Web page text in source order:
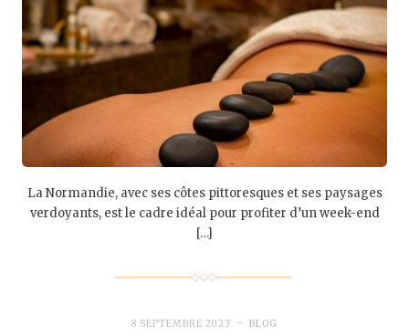
La Normandie, avec ses côtes pittoresques et ses paysages
verdoyants, est le cadre idéal pour profiter d’un week-end
[…]
8 SEPTEMBRE 2023 BLOG